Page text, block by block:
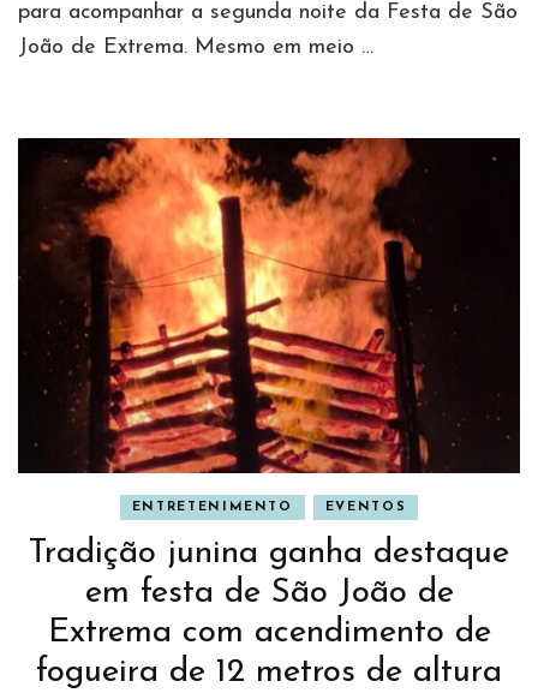
para acompanhar a segunda noite da Festa de São
João de Extrema. Mesmo em meio …
ENTRETENIMENTO EVENTOS
Tradição junina ganha destaque
em festa de São João de
Extrema com acendimento de
fogueira de 12 metros de altura